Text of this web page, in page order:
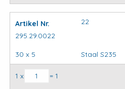
Artikel Nr.
295.29.0022
22
30 x 5 Staal S235
Kapbeugels DIN3567 (stel)
1 x = 1